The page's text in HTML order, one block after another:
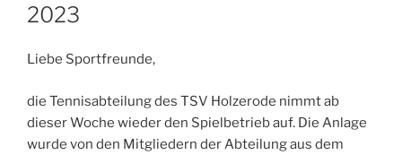
2023
Liebe Sportfreunde,
die Tennisabteilung des TSV Holzerode nimmt ab
dieser Woche wieder den Spielbetrieb auf. Die Anlage
wurde von den Mitgliedern der Abteilung aus dem